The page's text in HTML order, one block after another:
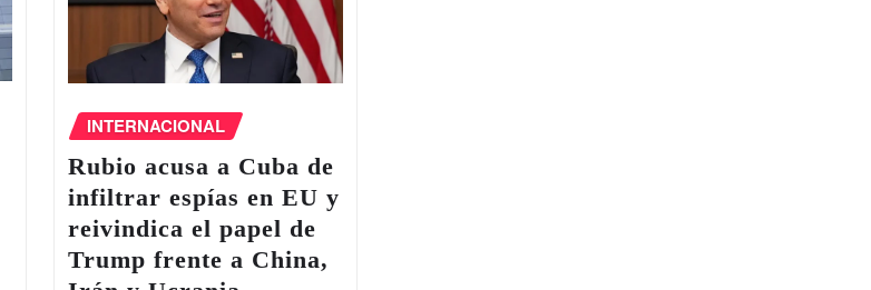
INTERNACIONAL
Rubio acusa a Cuba de
infiltrar espías en EU y
reivindica el papel de
Trump frente a China,